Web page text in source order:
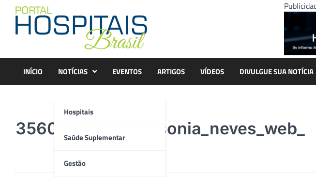
content
INÍCIO NOTÍCIAS
Hospitais
Saúde Suplementar
Gestão
EVENTOS ARTIGOS VÍDEOS DIVULGUE SUA NOTÍCIA
356093_863443_sonia_neves_web_